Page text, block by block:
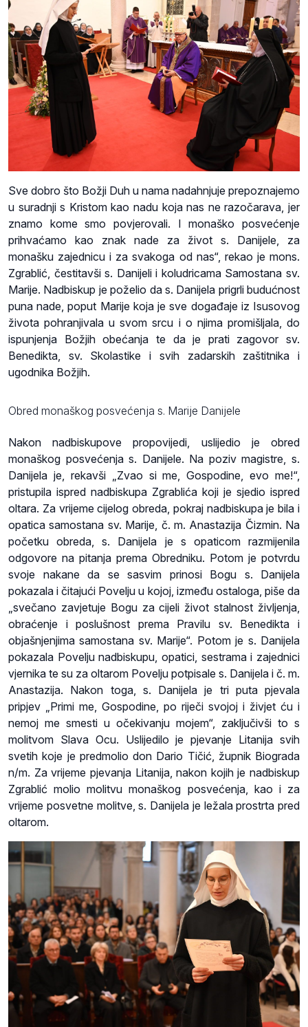
Sve dobro što Božji Duh u nama nadahnjuje prepoznajemo
u suradnji s Kristom kao nadu koja nas ne razočarava, jer
znamo kome smo povjerovali. I monaško posvećenje
prihvaćamo kao znak nade za život s. Danijele, za
monašku zajednicu i za svakoga od nas“, rekao je mons.
Zgrablić, čestitavši s. Danijeli i koludricama Samostana sv.
Marije. Nadbiskup je poželio da s. Danijela prigrli budućnost
puna nade, poput Marije koja je sve događaje iz Isusovog
života pohranjivala u svom srcu i o njima promišljala, do
ispunjenja Božjih obećanja te da je prati zagovor sv.
Benedikta, sv. Skolastike i svih zadarskih zaštitnika i
ugodnika Božjih.
Obred monaškog posvećenja s. Marije Danijele
Nakon nadbiskupove propovijedi, uslijedio je obred
monaškog posvećenja s. Danijele. Na poziv magistre, s.
Danijela je, rekavši „Zvao si me, Gospodine, evo me!“,
pristupila ispred nadbiskupa Zgrablića koji je sjedio ispred
oltara. Za vrijeme cijelog obreda, pokraj nadbiskupa je bila i
opatica samostana sv. Marije, č. m. Anastazija Čizmin. Na
početku obreda, s. Danijela je s opaticom razmijenila
odgovore na pitanja prema Obredniku. Potom je potvrdu
svoje nakane da se sasvim prinosi Bogu s. Danijela
pokazala i čitajući Povelju u kojoj, između ostaloga, piše da
„svečano zavjetuje Bogu za cijeli život stalnost življenja,
obraćenje i poslušnost prema Pravilu sv. Benedikta i
objašnjenjima samostana sv. Marije“. Potom je s. Danijela
pokazala Povelju nadbiskupu, opatici, sestrama i zajednici
vjernika te su za oltarom Povelju potpisale s. Danijela i č. m.
Anastazija. Nakon toga, s. Danijela je tri puta pjevala
pripjev „Primi me, Gospodine, po riječi svojoj i živjet ću i
nemoj me smesti u očekivanju mojem“, zaključivši to s
molitvom Slava Ocu. Uslijedilo je pjevanje Litanija svih
svetih koje je predmolio don Dario Tičić, župnik Biograda
n/m. Za vrijeme pjevanja Litanija, nakon kojih je nadbiskup
Zgrablić molio molitvu monaškog posvećenja, kao i za
vrijeme posvetne molitve, s. Danijela je ležala prostrta pred
oltarom.